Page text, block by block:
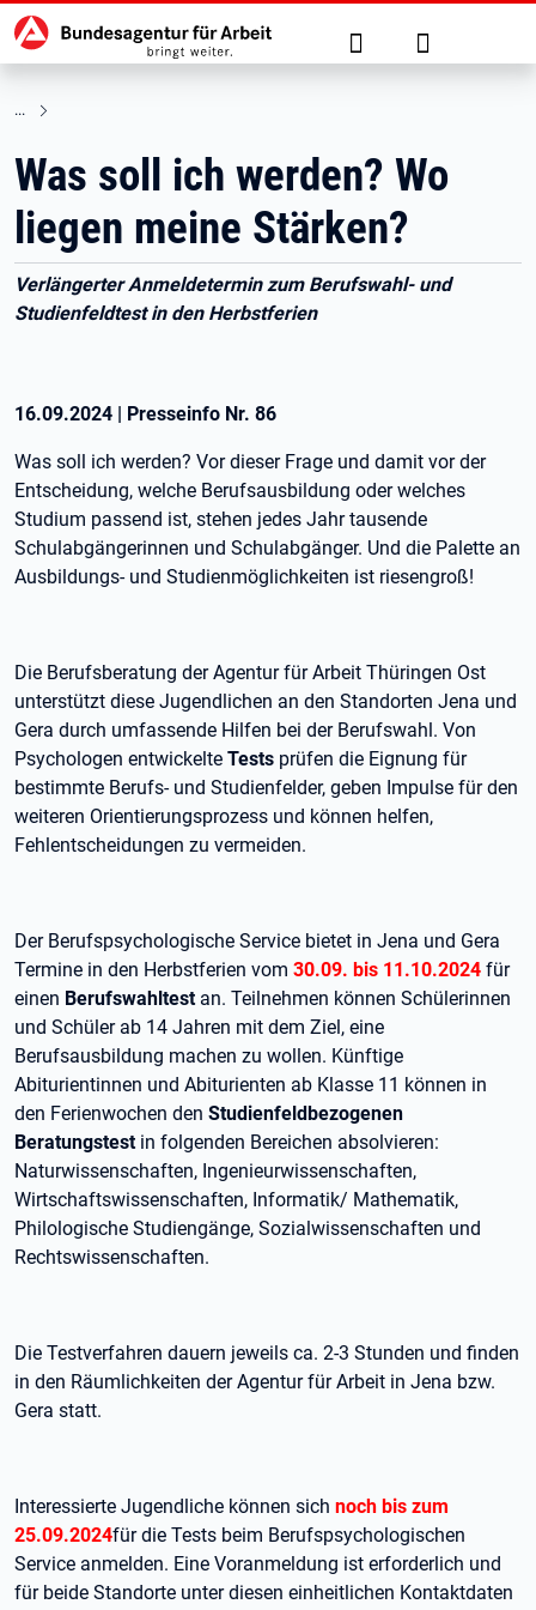
zu den Hauptinhalten springen
Hauptnavigation Suche Anmelden
Was soll ich werden? Wo
liegen meine Stärken?
Verlängerter Anmeldetermin zum Berufswahl- und
Studienfeldtest in den Herbstferien
16.09.2024 | Presseinfo Nr. 86
Was soll ich werden? Vor dieser Frage und damit vor der
Entscheidung, welche Berufsausbildung oder welches
Studium passend ist, stehen jedes Jahr tausende
Schulabgängerinnen und Schulabgänger. Und die Palette an
Ausbildungs- und Studienmöglichkeiten ist riesengroß!
Die Berufsberatung der Agentur für Arbeit Thüringen Ost
unterstützt diese Jugendlichen an den Standorten Jena und
Gera durch umfassende Hilfen bei der Berufswahl. Von
Psychologen entwickelte Tests prüfen die Eignung für
bestimmte Berufs- und Studienfelder, geben Impulse für den
weiteren Orientierungsprozess und können helfen,
Fehlentscheidungen zu vermeiden.
Der Berufspsychologische Service bietet in Jena und Gera
Termine in den Herbstferien vom 30.09. bis 11.10.2024 für
einen Berufswahltest an. Teilnehmen können Schülerinnen
und Schüler ab 14 Jahren mit dem Ziel, eine
Berufsausbildung machen zu wollen. Künftige
Abiturientinnen und Abiturienten ab Klasse 11 können in
den Ferienwochen den Studienfeldbezogenen
Beratungstest in folgenden Bereichen absolvieren:
Naturwissenschaften, Ingenieurwissenschaften,
Wirtschaftswissenschaften, Informatik/ Mathematik,
Philologische Studiengänge, Sozialwissenschaften und
Rechtswissenschaften.
Die Testverfahren dauern jeweils ca. 2-3 Stunden und finden
in den Räumlichkeiten der Agentur für Arbeit in Jena bzw.
Gera statt.
Interessierte Jugendliche können sich noch bis zum
25.09.2024für die Tests beim Berufspsychologischen
Service anmelden. Eine Voranmeldung ist erforderlich und
für beide Standorte unter diesen einheitlichen Kontaktdaten